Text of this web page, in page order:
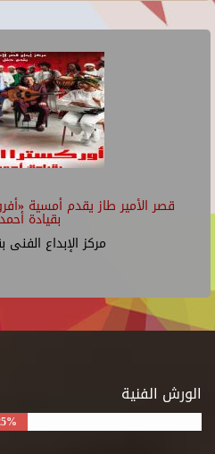
قصر الأمير طاز يقدم أمسية
بقيادة
مركز الإبداع الفنى
الورش الفنية